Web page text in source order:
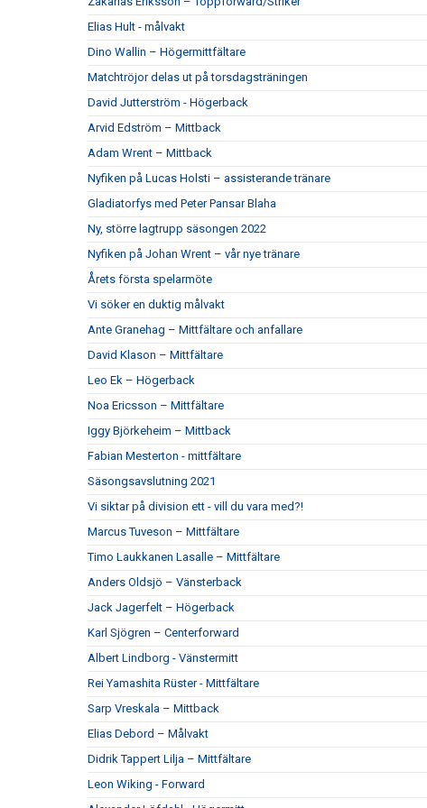
Elias Hult - målvakt
Dino Wallin – Högermittfältare
Matchtröjor delas ut på torsdagsträningen
David Jutterström - Högerback
Arvid Edström – Mittback
Adam Wrent – Mittback
Nyfiken på Lucas Holsti – assisterande tränare
Gladiatorfys med Peter Pansar Blaha
Ny, större lagtrupp säsongen 2022
Nyfiken på Johan Wrent – vår nye tränare
Årets första spelarmöte
Vi söker en duktig målvakt
Ante Granehag – Mittfältare och anfallare
David Klason – Mittfältare
Leo Ek – Högerback
Noa Ericsson – Mittfältare
Iggy Björkeheim – Mittback
Fabian Mesterton - mittfältare
Säsongsavslutning 2021
Vi siktar på division ett - vill du vara med?!
Marcus Tuveson – Mittfältare
Timo Laukkanen Lasalle – Mittfältare
Anders Oldsjö – Vänsterback
Jack Jagerfelt – Högerback
Karl Sjögren – Centerforward
Albert Lindborg - Vänstermitt
Rei Yamashita Rüster - Mittfältare
Sarp Vreskala – Mittback
Elias Debord – Målvakt
Didrik Tappert Lilja – Mittfältare
Leon Wiking - Forward